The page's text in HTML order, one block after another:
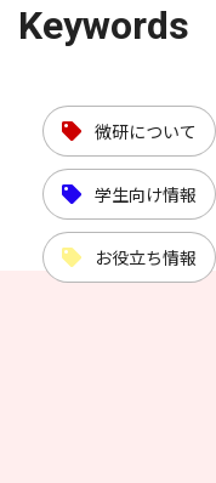
Keywords
微研について
学生向け情報
お役立ち情報